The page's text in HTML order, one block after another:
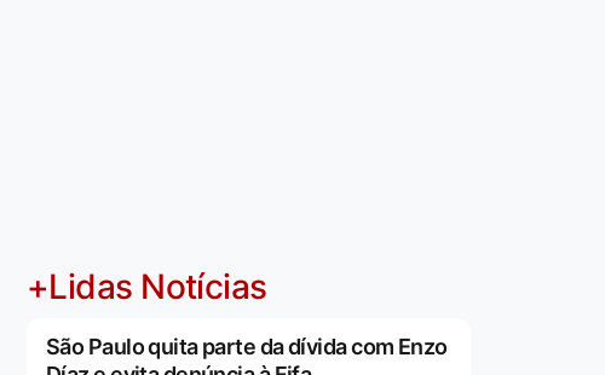
+Lidas Notícias
São Paulo quita parte da dívida com Enzo